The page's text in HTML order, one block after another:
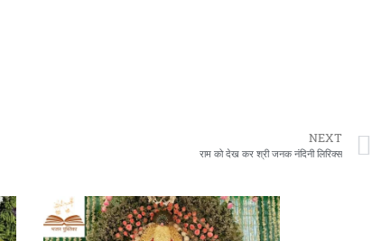
NEXT
राम को देख कर श्री जनक नंदिनी लिरिक्स